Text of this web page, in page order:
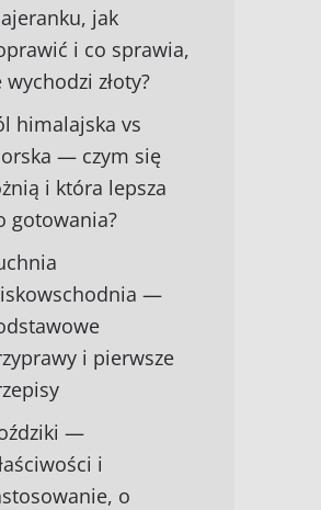
jak
i co sprawia,
wychodzi złoty?
himalajska vs
— czym się
i która lepsza
gotowania?
—
i pierwsze
—
i
o